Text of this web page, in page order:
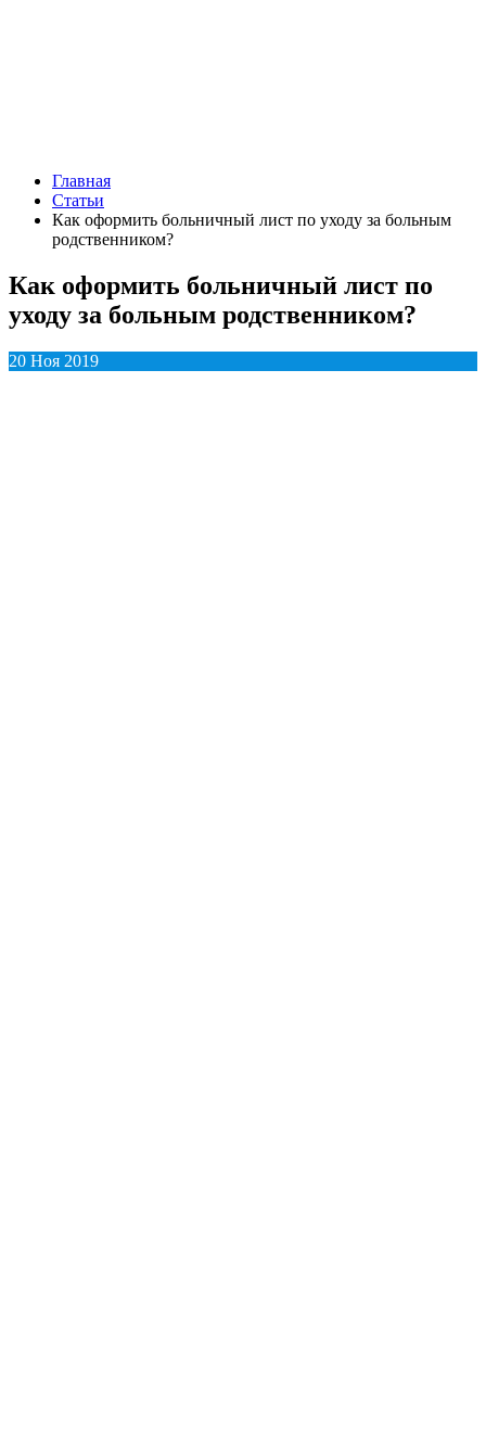
Главная
Статьи
Как оформить больничный лист по уходу за больным
родственником?
Как оформить больничный лист по
уходу за больным родственником?
20 Ноя 2019